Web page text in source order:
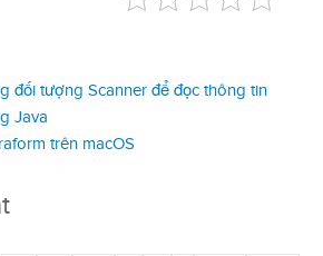
đối tượng Scanner để đọc thông tin
Java
trên macOS